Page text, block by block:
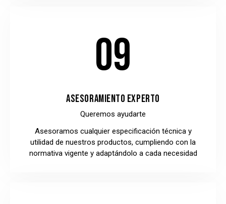
09
ASESORAMIENTO EXPERTO
Queremos ayudarte
Asesoramos cualquier especificación técnica y
utilidad de nuestros productos, cumpliendo con la
normativa vigente y adaptándolo a cada necesidad